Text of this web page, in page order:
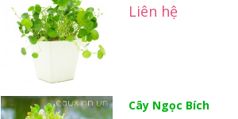
Liên hệ
Cây Ngọc Bích